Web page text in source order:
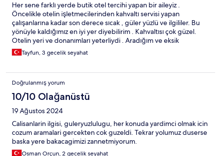
Her sene farklı yerde butik otel tercihi yapan bir aileyiz .
Öncelikle otelin işletmecilerinden kahvaltı servisi yapan
çalışanlarına kadar son derece sıcak , güler yüzlü ve ilgililer. Bu
yönüyle kaldığımız en iyi yer diyebilirim . Kahvaltısı çok güzel.
Otelin yeri ve donanımları yeterliydi . Aradığım ve eksik
gördüğüm tek şey odada mini buzdolabı oldu. Genel olarak
güzel bir otel deneyimiydi.
Tayfun, 3 gecelik seyahat
Doğrulanmış yorum
10/10 Olağanüstü
19 Ağustos 2024
Calisanlarin ilgisi, guleryuzlulugu, her konuda yardimci olmak icin
cozum aramalari gercekten cok guzeldi. Tekrar yolumuz duserse
baska yere bakacagimizi zannetmiyorum.
Osman Orçun, 2 gecelik seyahat